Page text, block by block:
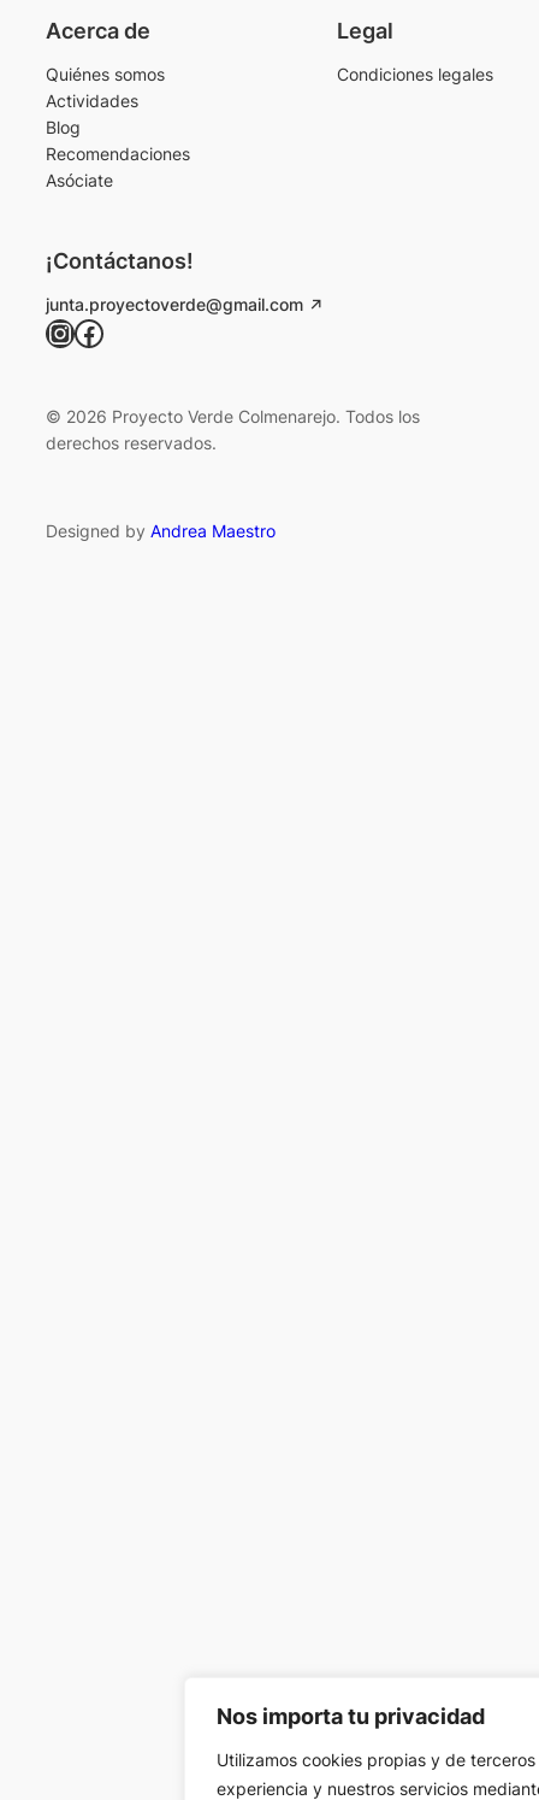
Nos importa tu privacidad
Utilizamos cookies propias y de
experiencia y nuestros servicios
Acerca de
Quiénes somos
Actividades
Blog
Recomendaciones
Asóciate
Legal
Condiciones legales
¡Contáctanos!
junta.proyectoverde@gmail.com
InstagramFacebook
© 2026 Proyecto Verde Colmenarejo. Todos los
derechos reservados.
Designed by Andrea Maestro